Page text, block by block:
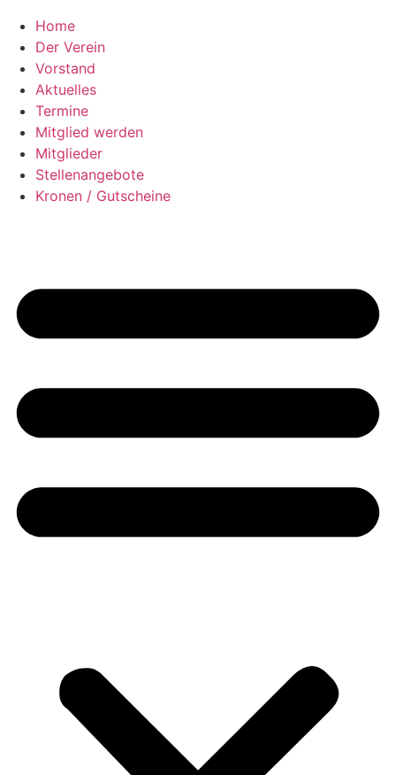
Home
Der Verein
Vorstand
Aktuelles
Termine
Mitglied werden
Mitglieder
Stellenangebote
Kronen / Gutscheine